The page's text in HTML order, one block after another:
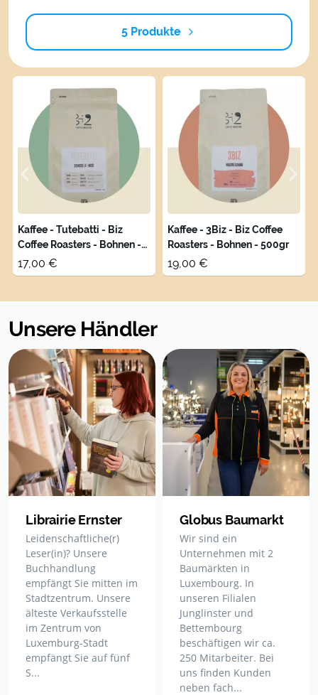
5 Produkte
vom
Biz
Roasters
Kaffee - Tutebatti - Biz
Coffee Roasters - Bohnen -
500gr
17,00 €
Kaffee - 3Biz - Biz Coffee
Roasters - Bohnen - 500gr
19,00 €
Unsere Händler
Librairie Ernster
Leidenschaftliche(r)
Leser(in)? Unsere
Buchhandlung
empfängt Sie mitten im
Stadtzentrum. Unsere
älteste Verkaufsstelle
im Zentrum von
Luxemburg-Stadt
empfängt Sie auf fünf
S...
Globus Baumarkt
Wir sind ein
Unternehmen mit 2
Baumärkten in
Luxembourg. In
unseren Filialen
Junglinster und
Bettembourg
beschäftigen wir ca.
250 Mitarbeiter. Bei
uns finden Kunden
neben fach...